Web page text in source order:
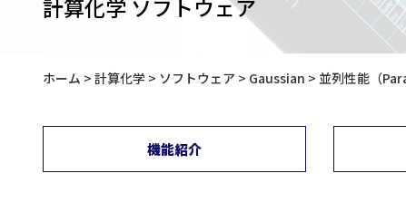
材料研究開発支援サービス
マテリアルズ・インフォマティクス
AI / Deep Learning特設サイト
計算化学 ソフトウェア
ホーム > 計算化学 > ソフトウェア > Gaussian > 並列性能（
機能紹介